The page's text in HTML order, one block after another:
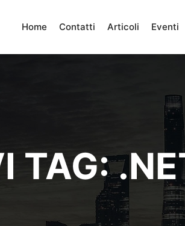
Home Contatti Articoli Eventi
TAG: